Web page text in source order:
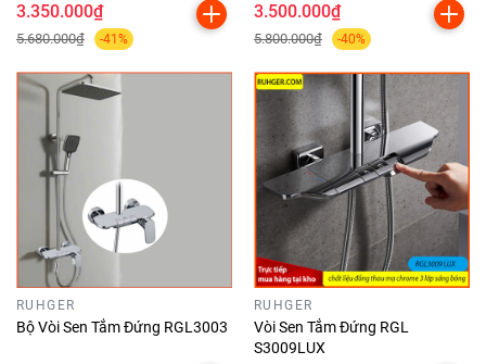
3.350.000₫
5.680.000₫ -41%
3.500.000₫
5.800.000₫ -40%
RUHGER
Bộ Vòi Sen Tắm Đứng RGL3003
RUHGER
Vòi Sen Tắm Đứng RGL
S3009LUX